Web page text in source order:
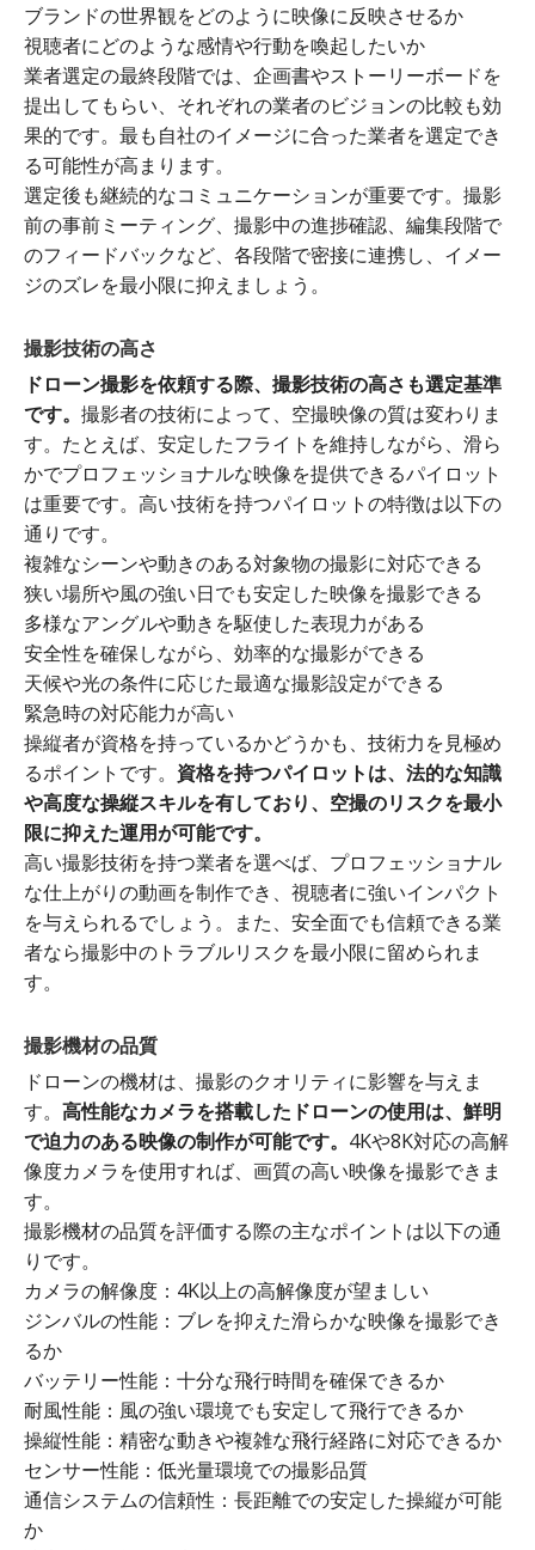
ブランドの世界観をどのように映像に反映させるか
視聴者にどのような感情や行動を喚起したいか
業者選定の最終段階では、企画書やストーリーボードを
提出してもらい、それぞれの業者のビジョンの比較も効
果的です。最も自社のイメージに合った業者を選定でき
る可能性が高まります。
選定後も継続的なコミュニケーションが重要です。撮影
前の事前ミーティング、撮影中の進捗確認、編集段階で
のフィードバックなど、各段階で密接に連携し、イメー
ジのズレを最小限に抑えましょう。
撮影技術の高さ
ドローン撮影を依頼する際、撮影技術の高さも選定基準
です。 撮影者の技術によって、空撮映像の質は変わりま
す。たとえば、安定したフライトを維持しながら、滑ら
かでプロフェッショナルな映像を提供できるパイロット
は重要です。高い技術を持つパイロットの特徴は以下の
通りです。
複雑なシーンや動きのある対象物の撮影に対応できる
狭い場所や風の強い日でも安定した映像を撮影できる
多様なアングルや動きを駆使した表現力がある
安全性を確保しながら、効率的な撮影ができる
天候や光の条件に応じた最適な撮影設定ができる
緊急時の対応能力が高い
操縦者が資格を持っているかどうかも、技術力を見極め
るポイントです。 資格を持つパイロットは、法的な知識
や高度な操縦スキルを有しており、空撮のリスクを最小
限に抑えた運用が可能です。
高い撮影技術を持つ業者を選べば、プロフェッショナル
な仕上がりの動画を制作でき、視聴者に強いインパクト
を与えられるでしょう。また、安全面でも信頼できる業
者なら撮影中のトラブルリスクを最小限に留められま
す。
撮影機材の品質
ドローンの機材は、撮影のクオリティに影響を与えま
す。 高性能なカメラを搭載したドローンの使用は、鮮明
で迫力のある映像の制作が可能です。 4Kや8K対応の高解
像度カメラを使用すれば、画質の高い映像を撮影できま
す。
撮影機材の品質を評価する際の主なポイントは以下の通
りです。
カメラの解像度：4K以上の高解像度が望ましい
ジンバルの性能：ブレを抑えた滑らかな映像を撮影でき
るか
バッテリー性能：十分な飛行時間を確保できるか
耐風性能：風の強い環境でも安定して飛行できるか
操縦性能：精密な動きや複雑な飛行経路に対応できるか
センサー性能：低光量環境での撮影品質
通信システムの信頼性：長距離での安定した操縦が可能
か